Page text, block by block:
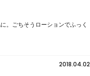
。ごちそうローションでふっく
2018.04.02